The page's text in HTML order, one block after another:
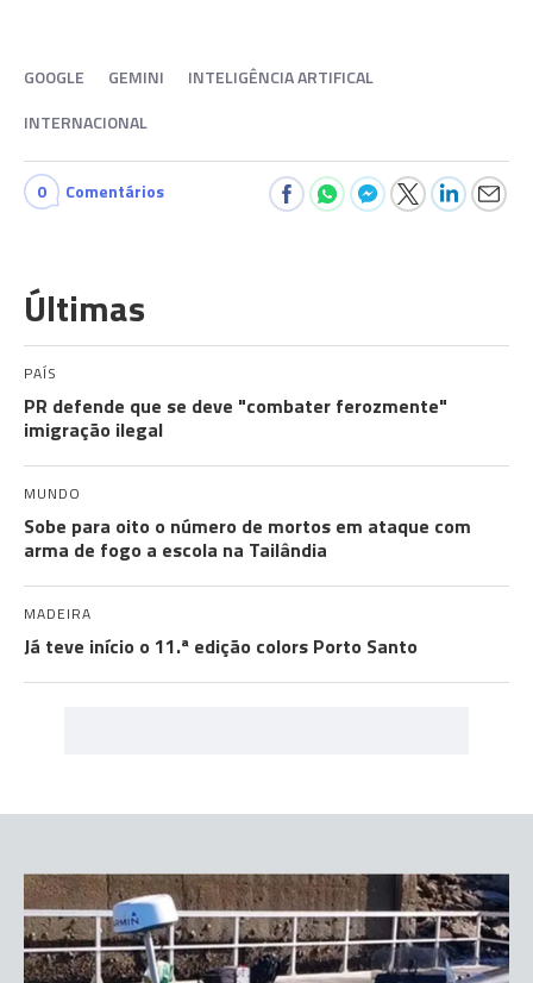
GOOGLE GEMINI
INTELIGÊNCIA ARTIFICAL
INTERNACIONAL
0 Comentários
Últimas
PAÍS
PR defende que se deve "combater ferozmente"
imigração ilegal
MUNDO
Sobe para oito o número de mortos em ataque com
arma de fogo a escola na Tailândia
MADEIRA
Já teve início o 11.ª edição colors Porto Santo